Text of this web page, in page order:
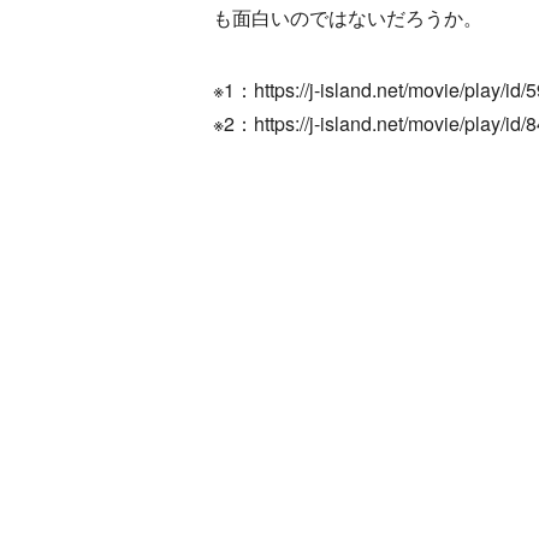
も面白いのではないだろうか。
※1：https://j-island.net/movie/play/id/
※2：https://j-island.net/movie/play/id/